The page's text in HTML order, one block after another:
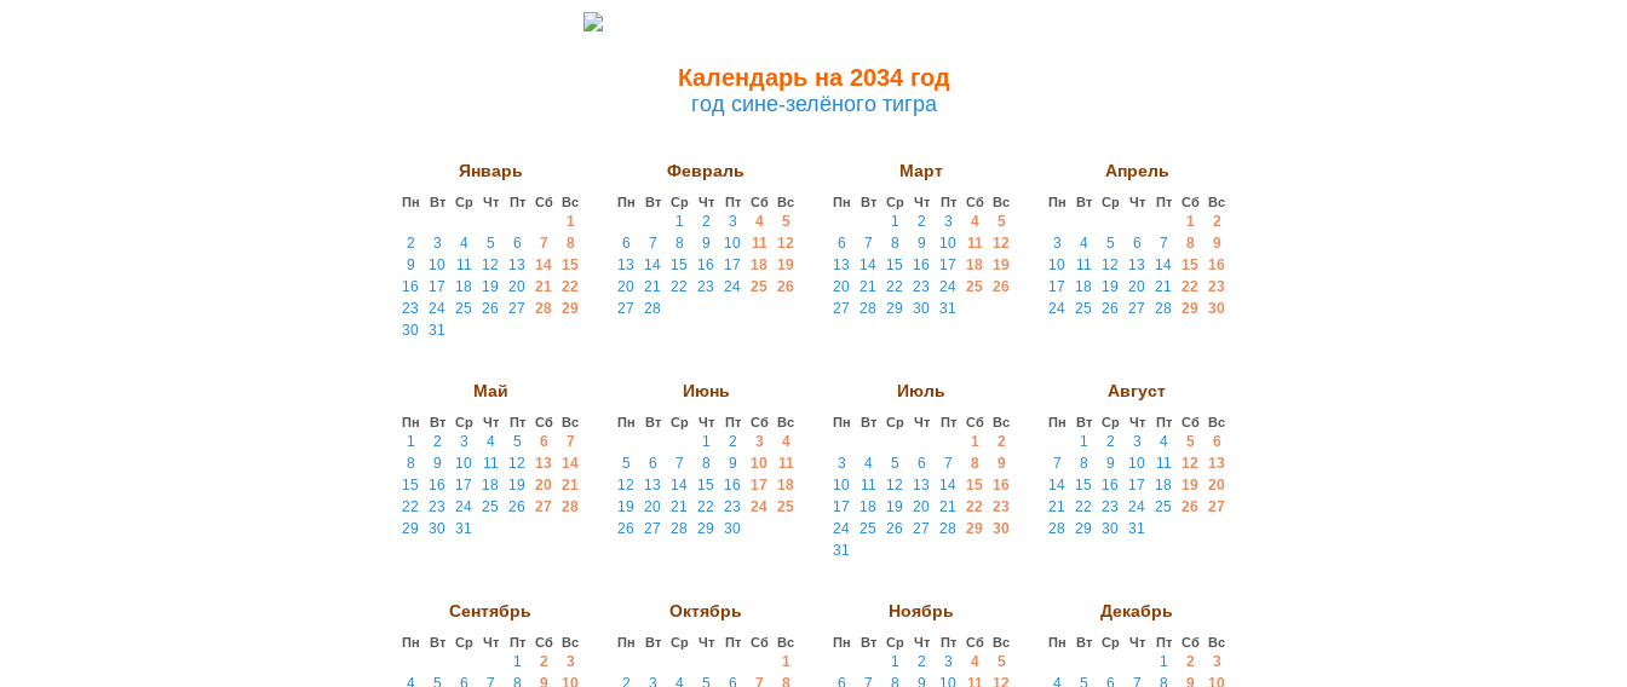
Календарь на 2034 год
год сине-зелёного тигра
Январь
Пн Вт Ср Чт Пт Сб Вс
1
2
3 4 5 6 7
8
9
10 11 12 13 14 15
16
17 18 19 20 21 22
23
24 25 26 27 28 29
30 31
Февраль
Пн Вт Ср Чт Пт Сб Вс
1 2 3 4
5
6
7 8 9 10 11
12
13
14 15 16 17 18 19
20 21 22 23 24 25 26
27
28
Март
Пн Вт Ср Чт Пт Сб Вс
1 2 3 4
5
6
7 8 9 10 11
12
13
14 15 16 17 18 19
20 21 22 23 24 25 26
27
28 29 30 31
Апрель
Пн Вт Ср Чт Пт Сб Вс
1
2
3
4 5 6 7 8
9
10
11 12 13 14 15 16
17
18 19 20 21 22 23
24 25 26 27 28 29 30
Май
Пн Вт Ср Чт Пт Сб Вс
1 2 3 4 5 6
7
8
9 10 11 12 13 14
15
16 17 18 19 20 21
22
23 24 25 26 27
28
29
30 31
Июнь
Пн Вт Ср Чт Пт Сб Вс
1 2 3
4
5
6 7 8 9 10
11
12
13 14 15 16 17
18
19
20 21 22 23 24 25
26
27 28 29 30
Июль
Пн Вт Ср Чт Пт Сб Вс
1
2
3
4 5 6 7 8
9
10
11 12 13 14 15 16
17
18 19 20 21 22 23
24 25 26 27 28 29 30
31
Август
Пн Вт Ср Чт Пт Сб Вс
1 2 3 4 5
6
7
8 9 10 11 12 13
14
15 16 17 18 19 20
21
22 23 24 25 26 27
28 29 30 31
Сентябрь
Пн Вт Ср Чт Пт Сб Вс
1 2
3
Октябрь
Пн Вт Ср Чт Пт Сб Вс
1
Ноябрь
Пн Вт Ср Чт Пт Сб Вс
1 2 3 4
5
Декабрь
Пн Вт Ср Чт Пт Сб Вс
1 2
3